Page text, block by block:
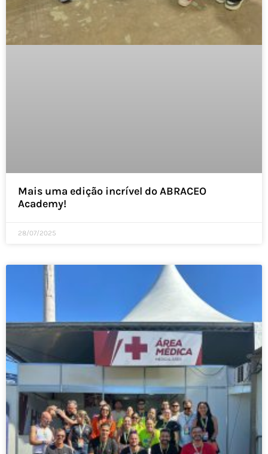
Mais uma edição incrível do ABRACEO
Academy!
28/07/2025